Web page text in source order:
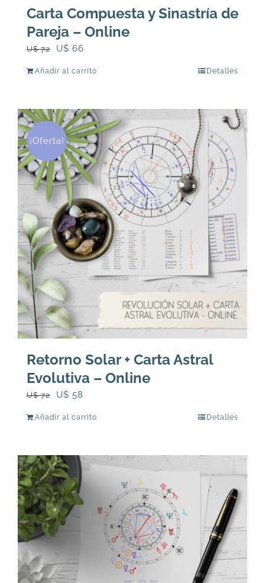
Carta Compuesta y Sinastría de
Pareja – Online
U$72
El
U$
72.
U$ 66
U$
66.
Añadir al carrito Detalles
¡Oferta!
Retorno Solar + Carta Astral
Evolutiva – Online
U$72
El
U$
72.
U$ 58
U$
Añadir al carrito Detalles